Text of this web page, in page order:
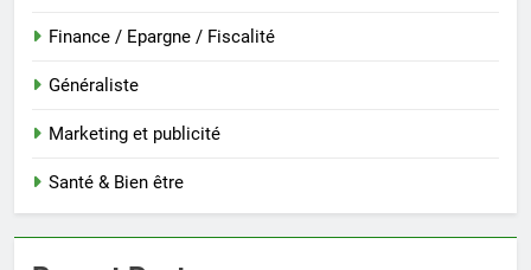
Finance / Epargne / Fiscalité
Généraliste
Marketing et publicité
Santé & Bien être